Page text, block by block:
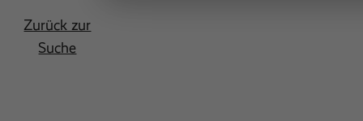
Zurück zur
Suche